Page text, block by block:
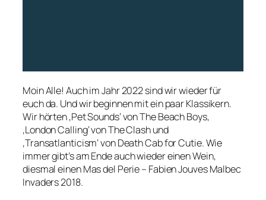
Moin Alle! Auch im Jahr 2022 sind wir wieder für
euch da. Und wir beginnen mit ein paar Klassikern.
Wir hörten ‚Pet Sounds‘ von The Beach Boys,
‚London Calling‘ von The Clash und
‚Transatlanticism‘ von Death Cab for Cutie. Wie
immer gibt’s am Ende auch wieder einen Wein,
diesmal einen Mas del Perie – Fabien Jouves Malbec
Invaders 2018.